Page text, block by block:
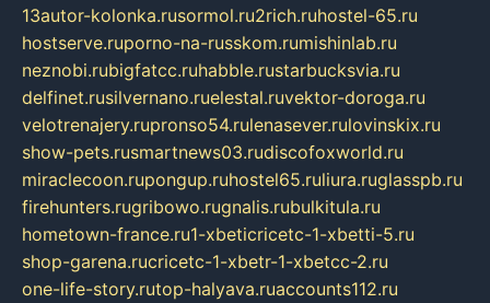
13autor-kolonka.rusormol.ru2rich.ruhostel-65.ru
hostserve.ruporno-na-russkom.rumishinlab.ru
neznobi.rubigfatcc.ruhabble.rustarbucksvia.ru
delfinet.rusilvernano.ruelestal.ruvektor-doroga.ru
velotrenajery.rupronso54.rulenasever.rulovinskix.ru
show-pets.rusmartnews03.rudiscofoxworld.ru
miraclecoon.rupongup.ruhostel65.ruliura.ruglasspb.ru
firehunters.rugribowo.rugnalis.rubulkitula.ru
hometown-france.ru1-xbeticricetc-1-xbetti-5.ru
shop-garena.rucricetc-1-xbetr-1-xbetcc-2.ru
one-life-story.rutop-halyava.ruaccounts112.ru